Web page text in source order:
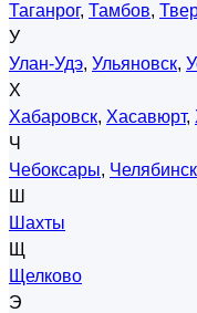
Таганрог, Тамбов,
У
Улан-Удэ, Ульяновск,
Х
Хабаровск, Хасавюрт,
Ч
Чебоксары, Челябинск
Ш
Шахты
Щ
Щелково
Э